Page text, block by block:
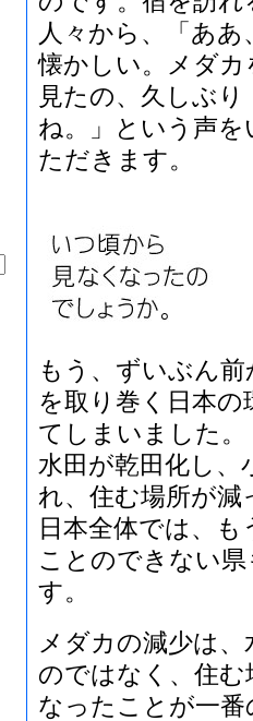
人々から、「ああ
懐かしい。メダカ
見たの、久しぶり
ね。」という声を
ただきます。
もう、ずいぶん
を取り巻く日本の
てしまいました。
水田が乾田化し、
れ、住む場所が減
日本全体では、
ことのできない
す。
メダカの減少は
のではなく、住
なったことが一